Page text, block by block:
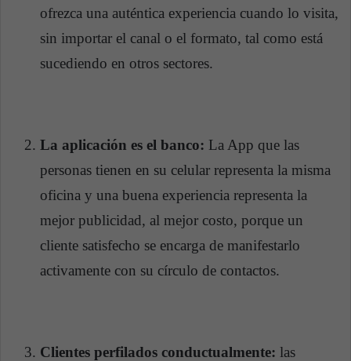
ofrezca una auténtica experiencia cuando lo visita,
sin importar el canal o el formato, tal como está
sucediendo en otros sectores.
La aplicación es el banco: La App que las
personas tienen en su celular representa la misma
oficina y una buena experiencia representa la
mejor publicidad, al mejor costo, porque un
cliente satisfecho se encarga de manifestarlo
activamente con su círculo de contactos.
Clientes perfilados conductualmente: las